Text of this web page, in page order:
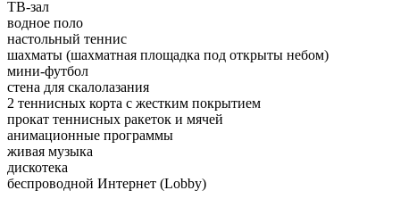
ТВ-зал
водное поло
настольный теннис
шахматы (шахматная площадка под открыты небом)
мини-футбол
стена для скалолазания
2 теннисных корта с жестким покрытием
прокат теннисных ракеток и мячей
анимационные программы
живая музыка
дискотека
беспроводной Интернет (Lobby)